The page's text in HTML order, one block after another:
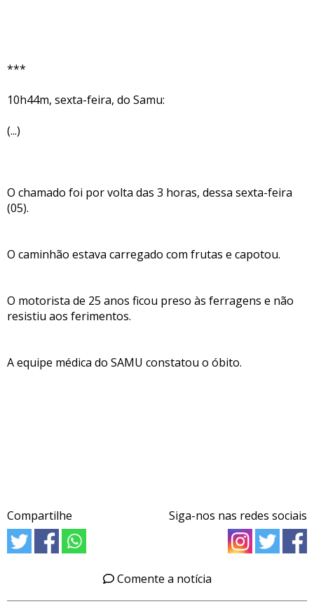
***
10h44m, sexta-feira, do Samu:
(...)
O chamado foi por volta das 3 horas, dessa sexta-feira
(05).
O caminhão estava carregado com frutas e capotou.
O motorista de 25 anos ficou preso às ferragens e não
resistiu aos ferimentos.
A equipe médica do SAMU constatou o óbito.
Compartilhe Siga-nos nas redes sociais
Comente a notícia